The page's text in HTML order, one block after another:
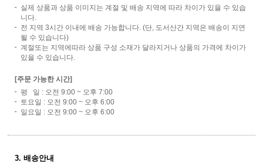
실제 상품과 상품 이미지는 계절 및 배송 지역에 따라 차이가 있을 수 있습
니다.
전 지역 3시간 이내에 배송 가능합니다. (단, 도서산간 지역은 배송이 지연
될 수 있습니다)
계절또는 지역에따라 상품 구성 소재가 달라지거나 상품의 가격에 차이가
있을 수 있습니다.
[주문 가능한 시간]
평 일 : 오전 9:00 ~ 오후 7:00
토요일 : 오전 9:00 ~ 오후 6:00
일요일 : 오전 9:00 ~ 오후 6:00
3. 배송안내